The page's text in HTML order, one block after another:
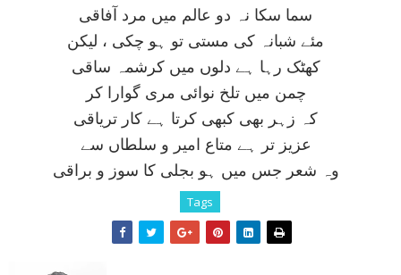
سما سکا نہ دو عالم ميں مرد آفاقی
مئے شبانہ کی مستی تو ہو چکی ، ليکن
کھٹک رہا ہے دلوں ميں کرشمہ ساقی
چمن ميں تلخ نوائی مری گوارا کر
کہ زہر بھی کبھی کرتا ہے کار ترياقی
عزيز تر ہے متاع امير و سلطاں سے
وہ شعر جس ميں ہو بجلی کا سوز و براقی
Tags